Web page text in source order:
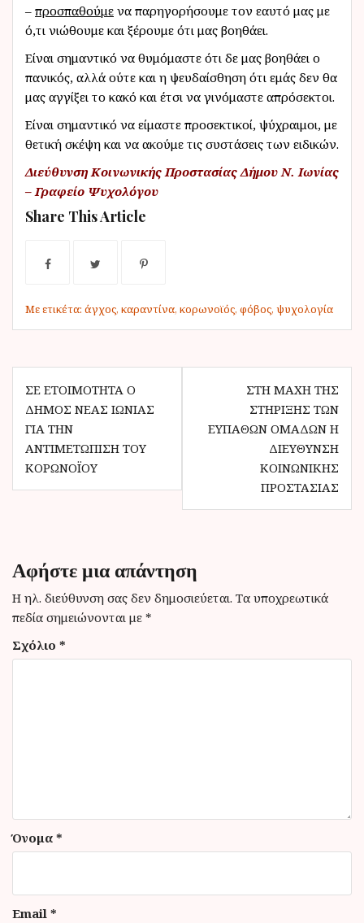
– προσπαθούμε να παρηγορήσουμε τον εαυτό μας με
ό,τι νιώθουμε και ξέρουμε ότι μας βοηθάει.
Είναι σημαντικό να θυμόμαστε ότι δε μας βοηθάει ο
πανικός, αλλά ούτε και η ψευδαίσθηση ότι εμάς δεν θα
μας αγγίξει το κακό και έτσι να γινόμαστε απρόσεκτοι.
Είναι σημαντικό να είμαστε προσεκτικοί, ψύχραιμοι, με
θετική σκέψη και να ακούμε τις συστάσεις των ειδικών.
Διεύθυνση Κοινωνικής Προστασίας Δήμου Ν. Ιωνίας
– Γραφείο Ψυχολόγου
Share This Article
Με ετικέτα: άγχος, καραντίνα, κορωνοϊός, φόβος, ψυχολογία
Π
ή
σ
η
ά
ρ
θ
ΣΕ ΕΤΟΙΜΌΤΗΤΑ Ο
ΔΉΜΟΣ ΝΈΑΣ ΙΩΝΊΑΣ
ΓΙΑ ΤΗΝ
ΑΝΤΙΜΕΤΏΠΙΣΗ ΤΟΥ
ΚΟΡΩΝΟΪΟΎ
ΣΤΗ ΜΆΧΗ ΤΗΣ
ΣΤΉΡΙΞΗΣ ΤΩΝ
ΕΥΠΑΘΏΝ ΟΜΆΔΩΝ Η
ΔΙΕΎΘΥΝΣΗ
ΚΟΙΝΩΝΙΚΉΣ
ΠΡΟΣΤΑΣΊΑΣ
Αφήστε μια απάντηση
Η ηλ. διεύθυνση σας δεν δημοσιεύεται. Τα υποχρεωτικά
πεδία σημειώνονται με *
Σχόλιο *
Όνομα *
Email *